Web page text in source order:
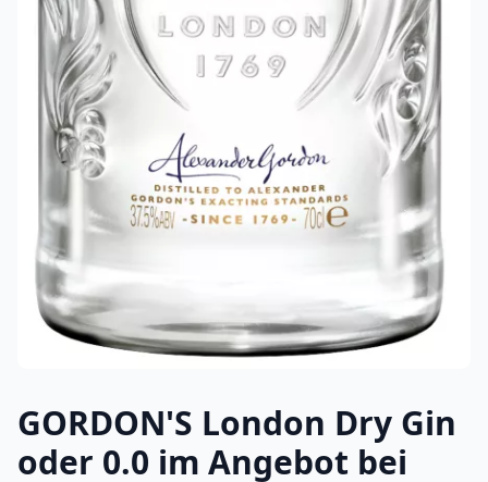
GORDON'S London Dry Gin
oder 0.0 im Angebot bei